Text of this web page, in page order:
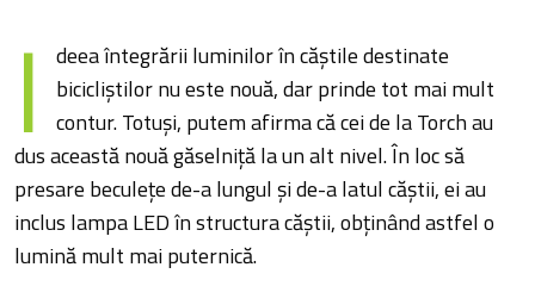
I
deea întegrării luminilor în căștile destinate
bicicliștilor nu este nouă, dar prinde tot mai mult
contur. Totuși, putem afirma că cei de la Torch au
dus această nouă găselniță la un alt nivel. În loc să
presare beculețe de-a lungul și de-a latul căștii, ei au
inclus lampa LED în structura căștii, obținând astfel o
lumină mult mai puternică.